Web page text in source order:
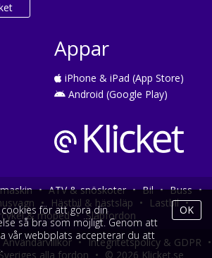
Appar
iPhone & iPad (App Store)
Android (Google Play)
• ATV & snöskoter • Bil • Buss •
• Hästbil & hästsläp • Lastbil •
& moped • Släpfordon
Användarvillkor • Integritetspolicy & GDPR •
alla fordon • © 2026 Klicket.se
för att göra din
så bra som möjligt. Genom att
vår webbplats accepterar du att
OK